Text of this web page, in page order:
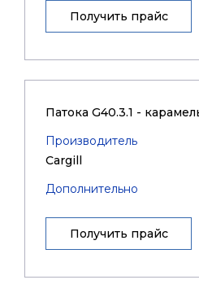
Получить прайс
Патока G40.3.1 -
Производитель
Cargill
Дополнительно
Получить прайс